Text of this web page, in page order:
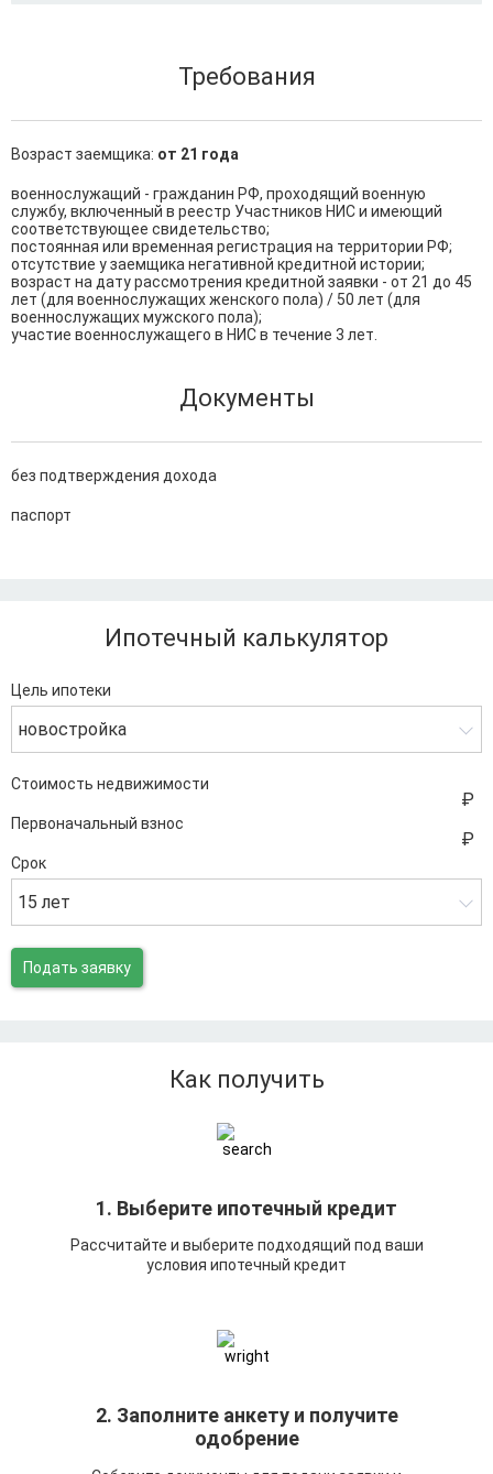
Требования
Возраст заемщика: от 21 года
военнослужащий - гражданин РФ, проходящий военную
службу, включенный в реестр Участников НИС и имеющий
соответствующее свидетельство;
постоянная или временная регистрация на территории РФ;
отсутствие у заемщика негативной кредитной истории;
возраст на дату рассмотрения кредитной заявки - от 21 до 45
лет (для военнослужащих женского пола) / 50 лет (для
военнослужащих мужского пола);
участие военнослужащего в НИС в течение 3 лет.
Документы
без подтверждения дохода
паспорт
Ипотечный калькулятор
Цель ипотеки
новостройка
Стоимость недвижимости
Первоначальный взнос
Срок
15 лет
Подать заявку
Как получить
1. Выберите ипотечный кредит
Рассчитайте и выберите подходящий под ваши
условия ипотечный кредит
2. Заполните анкету и получите
одобрение